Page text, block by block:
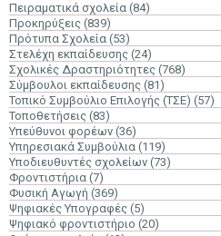
Πειραματικά σχολεία (84)
Προκηρύξεις (839)
Πρότυπα Σχολεία (53)
Στελέχη εκπαίδευσης (24)
Σχολικές Δραστηριότητες (768)
Σύμβουλοι εκπαίδευσης (81)
Τοπικό Συμβούλιο Επιλογής (ΤΣΕ) (57)
Τοποθετήσεις (83)
Υπεύθυνοι φορέων (36)
Υπηρεσιακά Συμβούλια (119)
Υποδιευθυντές σχολείων (73)
Φροντιστήρια (7)
Φυσική Αγωγή (369)
Ψηφιακές Υπογραφές (5)
Ψηφιακό φροντιστήριο (20)